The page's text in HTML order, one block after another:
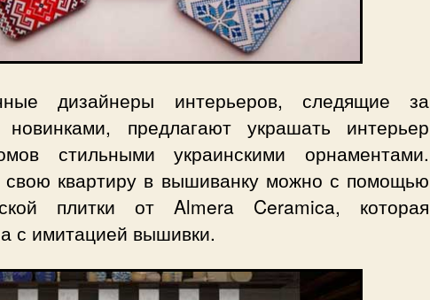
дизайнеры интерьеров, следящие за
предлагают украшать интерьер
стильными украинскими орнаментами.
свою квартиру в вышиванку можно с помощью
плитки от Almera Ceramica, которая
с имитацией вышивки.